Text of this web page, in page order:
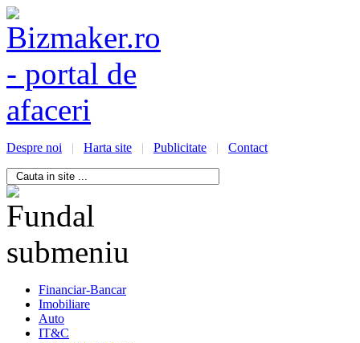
Despre noi | Harta site | Publicitate | Contact
Financiar-Bancar
Imobiliare
Auto
IT&C
oportunitati-